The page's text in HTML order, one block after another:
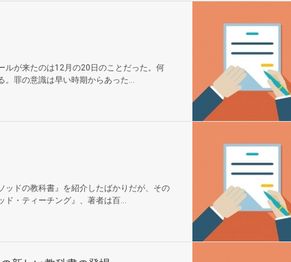
ルが来たのは12月の20日のことだった。何
。罪の意識は早い時期からあった...
ッドの教科書』を紹介したばかりだが、その
ド・ティーチング』、著者は百...